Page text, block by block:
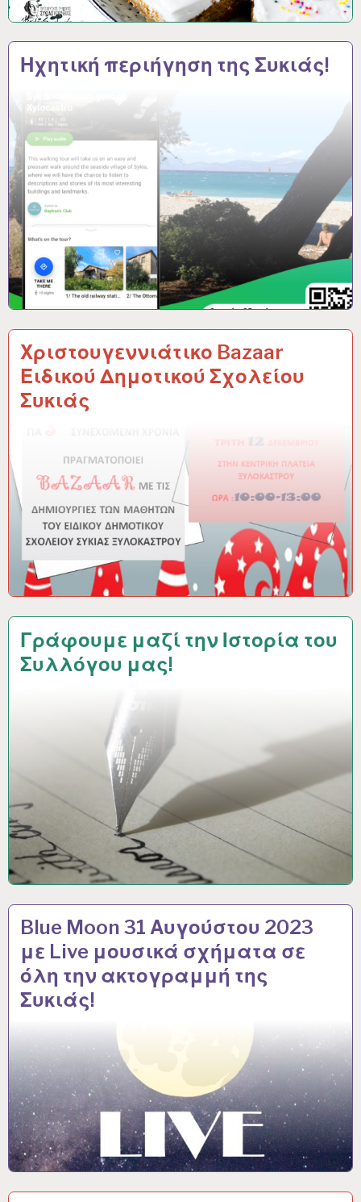
Ηχητική περιήγηση της Συκιάς!
Χριστουγεννιάτικο Bazaar
Ειδικού Δημοτικού Σχολείου
Συκιάς
Γράφουμε μαζί την Ιστορία του
Συλλόγου μας!
Blue Moon 31 Αυγούστου 2023
με Live μουσικά σχήματα σε
όλη την ακτογραμμή της
Συκιάς!